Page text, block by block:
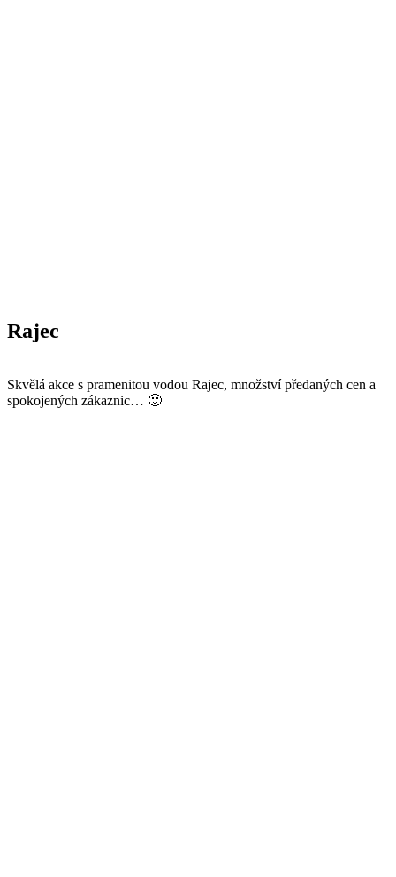
Rajec
Skvělá akce s pramenitou vodou Rajec, množství předaných cen a
spokojených zákaznic… 🙂